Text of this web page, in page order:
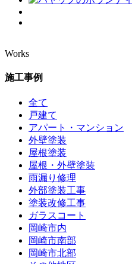
Works
施工事例
全て
戸建て
アパート・マンション
外壁塗装
屋根塗装
屋根・外壁塗装
雨漏り修理
外部塗装工事
塗装改修工事
ガラスコート
岡崎市内
岡崎市南部
岡崎市北部